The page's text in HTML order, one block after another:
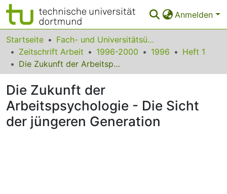
Anmelden
Bereiche & Sammlungen
Das gesamte Repositorium
FAQ
Leitlinien
Startseite
Fach- und Universitätsübergreifendes
Zeitschrift Arbeit
1996-2000 1996
Heft 1
Die Zukunft der Arbeitspsychologie - Die Sicht der jüngeren Generation
Die Zukunft der
Arbeitspsychologie - Die Sicht
der jüngeren Generation